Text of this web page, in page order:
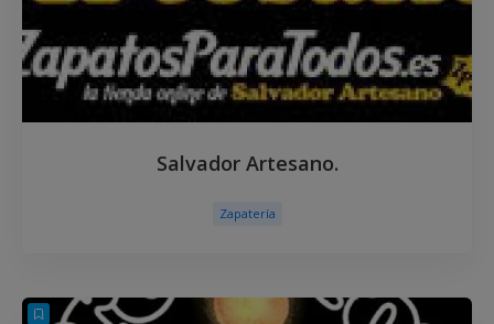
Salvador Artesano.
Zapatería